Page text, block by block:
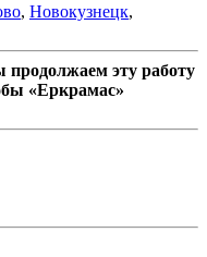
, Новокузнецк,
эту работу
«Еркрамас»